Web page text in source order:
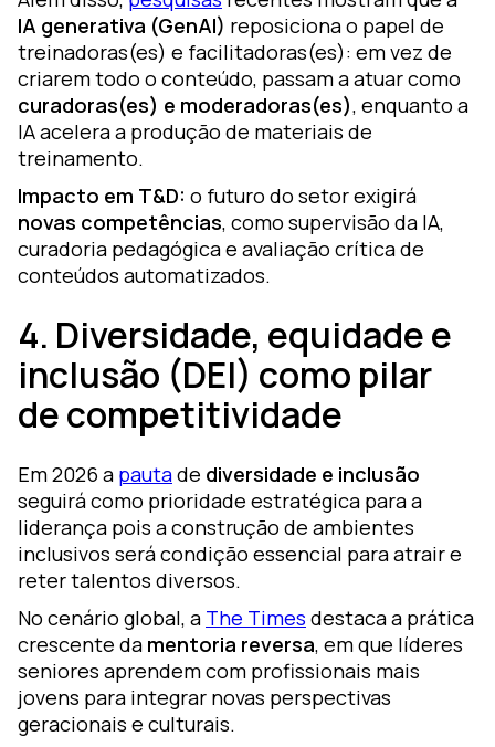
IA generativa (GenAI) reposiciona o papel de
treinadoras(es) e facilitadoras(es): em vez de
criarem todo o conteúdo, passam a atuar como
curadoras(es) e moderadoras(es), enquanto a
IA acelera a produção de materiais de
treinamento.
Impacto em T&D: o futuro do setor exigirá
novas competências, como supervisão da IA,
curadoria pedagógica e avaliação crítica de
conteúdos automatizados.
4. Diversidade, equidade e
inclusão (DEI) como pilar
de competitividade
Em 2026 a pautade diversidade e inclusão
seguirá como prioridade estratégica para a
liderança pois a construção de ambientes
inclusivos será condição essencial para atrair e
reter talentos diversos.
No cenário global, a The Times destaca a prática
crescente da mentoria reversa, em que líderes
seniores aprendem com profissionais mais
jovens para integrar novas perspectivas
geracionais e culturais.